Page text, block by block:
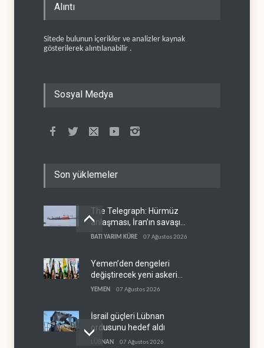
Alıntı
Sitede bulunun içerikler ve analizler kaynak
gösterilerek alıntılanabilir .
Sosyal Medya
Son yüklemeler
The Telegraph: Hürmüz
anlaşması, İran’ın savaşı
kazandığını gösteriyor
BATI YARIM KÜRE 07 Ağustos 2026
Yemen’den dengeleri
değiştirecek yeni askeri
denklem
YEMEN 07 Ağustos 2026
İsrail güçleri Lübnan
ordusunu hedef aldı
LÜBNAN 07 Ağustos 2026